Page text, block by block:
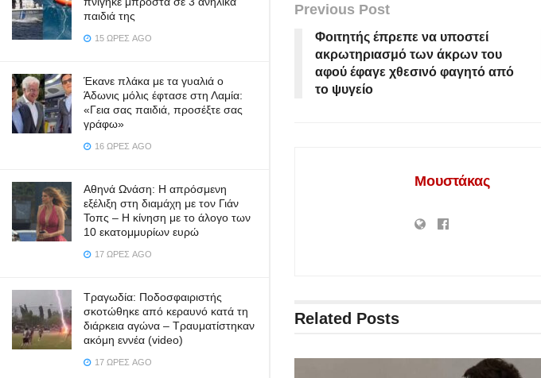
παιδιά της
15 ΏΡΕΣ AGO
Έκανε πλάκα με τα γυαλιά ο
Άδωνις μόλις έφτασε στη Λαμία:
«Γεια σας παιδιά, προσέξτε σας
γράφω»
16 ΏΡΕΣ AGO
Αθηνά Ωνάση: Η απρόσμενη
εξέλιξη στη διαμάχη με τον Γιάν
Τοπς – Η κίνηση με το άλογο των
10 εκατομμυρίων ευρώ
17 ΏΡΕΣ AGO
Τραγωδία: Ποδοσφαιριστής
σκοτώθηκε από κεραυνό κατά τη
διάρκεια αγώνα – Τραυματίστηκαν
ακόμη εννέα (video)
17 ΏΡΕΣ AGO
Previous Post
Φοιτητής έπρεπε να υποστεί
ακρωτηριασμό των άκρων του
αφού έφαγε χθεσινό φαγητό από
το ψυγείο
Μουστάκας
Related Posts